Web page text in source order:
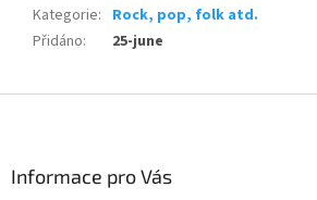
Kategorie: Rock, pop, folk atd.
Přidáno: 25-june
Informace pro Vás